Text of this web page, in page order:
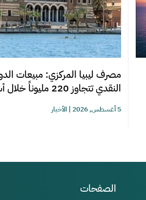
مصرف ليبيا المركزي: مبيعات
النقدي تتجاوز 220 مليوناً خلال أسبوع
5 أغسطس, 2026 |الأخبار
الصفحات